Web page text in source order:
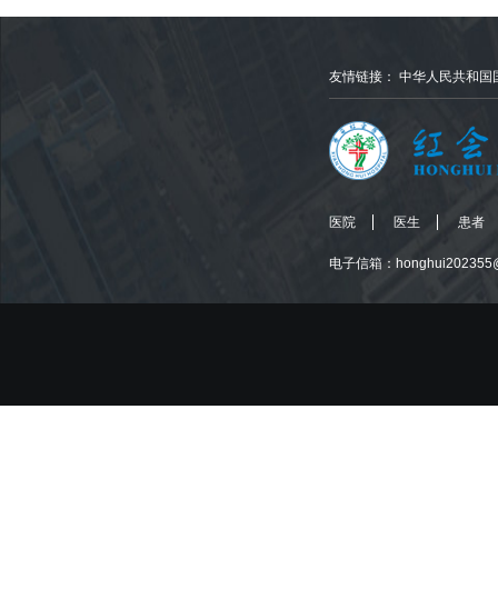
友情链接： 中华人民共和国
医院 医生 患者
电子信箱：